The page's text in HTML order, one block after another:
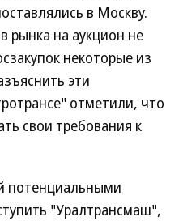
в Москву.
рынка на аукцион не
некоторые из
эти
отметили, что
свои требования к
потенциальными
"Уралтрансмаш",